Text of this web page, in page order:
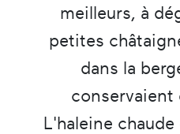
meilleurs, à
petites
dans la
L'haleine